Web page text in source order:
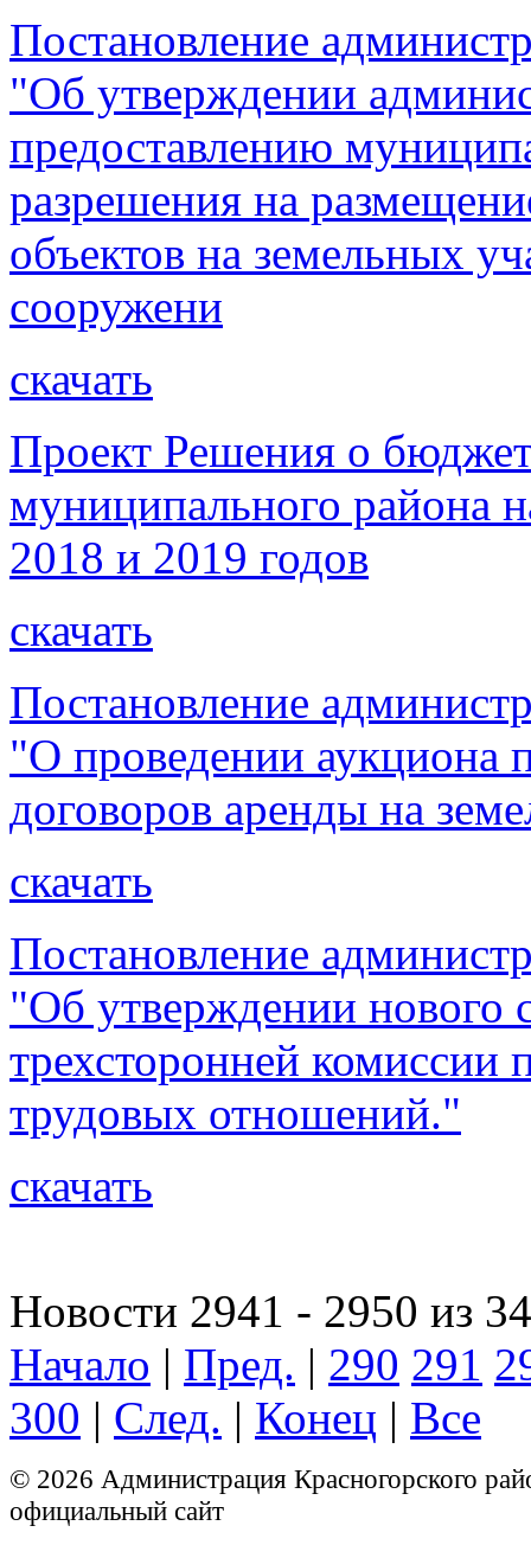
Постановление
"Об утверждении
предоставлению
разрешения на
объектов на земельных
сооружени
скачать
Проект Решения о
муниципального района
2018 и 2019 годов
скачать
Постановление
"О проведении аукциона
договоров аренды на
скачать
Постановление
"Об утверждении нового
трехсторонней комиссии
трудовых отношений."
скачать
Новости 2941 - 2950 из
Начало | Пред. | 290 291
300 | След. | Конец | Все
© 2026 Администрация Красногорского
официальный сайт